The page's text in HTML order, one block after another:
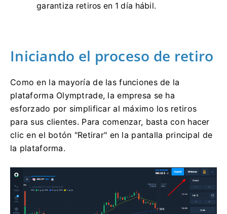
garantiza retiros en 1 día hábil.
Iniciando el proceso de retiro
Como en la mayoría de las funciones de la
plataforma Olymptrade, la empresa se ha
esforzado por simplificar al máximo los retiros
para sus clientes. Para comenzar, basta con hacer
clic en el botón "Retirar" en la pantalla principal de
la plataforma.